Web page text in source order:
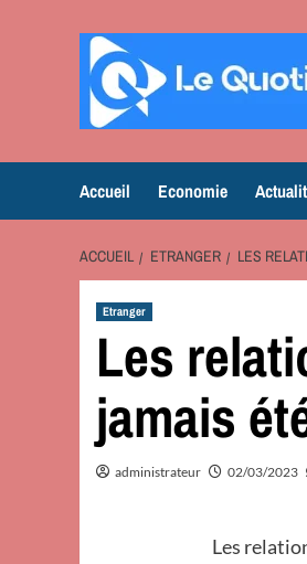
Accueil Economie
ACCUEIL ETRANGER LES
Etranger
Les
jamais
administrateur 02/03/2023
Les